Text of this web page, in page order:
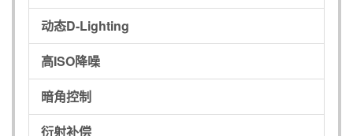
动态D-Lighting
高ISO降噪
暗角控制
衍射补偿